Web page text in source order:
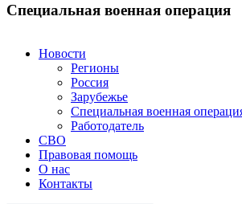
Специальная военная операция
Новости
Регионы
Россия
Зарубежье
Специальная военная
Работодатель
СВО
Правовая помощь
О нас
Контакты